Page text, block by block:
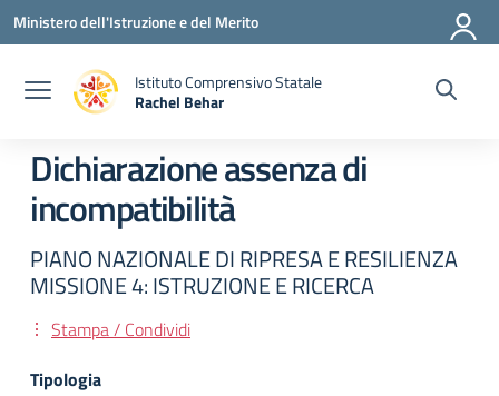
Vai ai contenuti
Vai al menu di navigazione
Vai al footer
Ministero dell'Istruzione e del Merito
Istituto Comprensivo Statale
Rachel Behar
Dichiarazione assenza di
incompatibilità
PIANO NAZIONALE DI RIPRESA E RESILIENZA
MISSIONE 4: ISTRUZIONE E RICERCA
Stampa / Condividi
Tipologia